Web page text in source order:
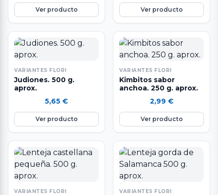
muy…
Ver producto Ver producto
VARIANTES FLORI
Judiones. 500 g.
aprox.
5,65 €
Ver producto
VARIANTES FLORI
Kimbitos sabor
anchoa. 250 g. aprox.
2,99 €
Ver producto
VARIANTES FLORI VARIANTES FLORI